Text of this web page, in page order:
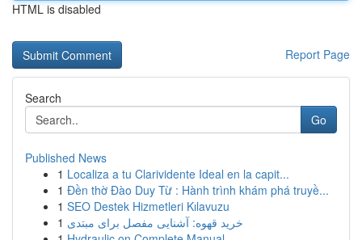
HTML is disabled
Report Page
Search
Go
Published News
1 Localiza a tu Clarividente Ideal en la capit...
1 Đền thờ Đào Duy Từ : Hành trình khám phá truyề...
1 SEO Destek Hizmetleri Kılavuzu
1 خرید قهوه: آشنایی مفصل برای مبتدی